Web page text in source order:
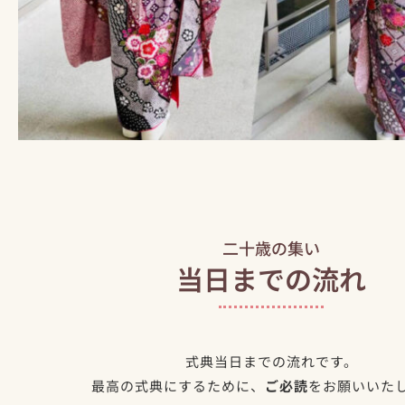
二十歳の集い
当日までの流れ
式典当日までの流れです。
最高の式典にするために、
ご必読をお願いいた